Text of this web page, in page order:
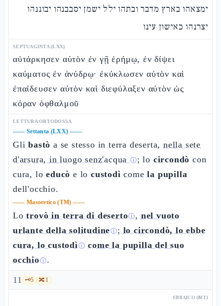
ימצאהו בארץ מדבר ובתהו ילל ישמן יסבבנהו יבוננהו
יצרנהו כאישון עינו
SEPTUAGINTA (LXX)
αὐτάρκησεν αὐτὸν ἐν γῇ ἐρήμῳ, ἐν δίψει
καύματος ἐν ἀνύδρῳ· ἐκύκλωσεν αὐτὸν καὶ
ἐπαίδευσεν αὐτὸν καὶ διεφύλαξεν αὐτὸν ὡς
κόραν ὀφθαλμοῦ
LETTURA ORTODOSSA
—— Settanta (LXX) ——
Glibastò a se stesso in terra deserta,nella sete
d'arsura, in luogo senz'acqua ⓘ; lo circondò con
cura, loeducò e locustodì comela pupilla
dell'occhio.
—— Masoretico (TM) ——
Lotrovò in terra di desertoⓘ, nel vuoto
urlante della solitudineⓘ; lo circondò, lo ebbe
cura, lo custodìⓘ come la pupilla del suo
occhioⓘ.
11 🗝️5 🔀1
EBRAICO (MT)